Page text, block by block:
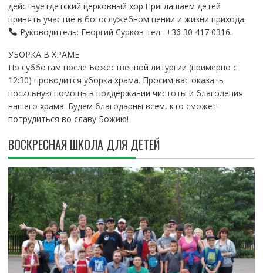
действуетдетский церковный хор.Приглашаем детей
принять участие в богослужебном пении и жизни прихода.
Руководитель: Георгий Сурков тел.: +36 30 417 0316.
УБОРКА В ХРАМЕ
По субботам после Божественной литургии (примерно с
12:30) проводится уборка храма. Просим вас оказать
посильную помощь в поддержании чистоты и благолепия
нашего храма. Будем благодарны всем, кто сможет
потрудиться во славу Божию!
ВОСКРЕСНАЯ ШКОЛА ДЛЯ ДЕТЕЙ